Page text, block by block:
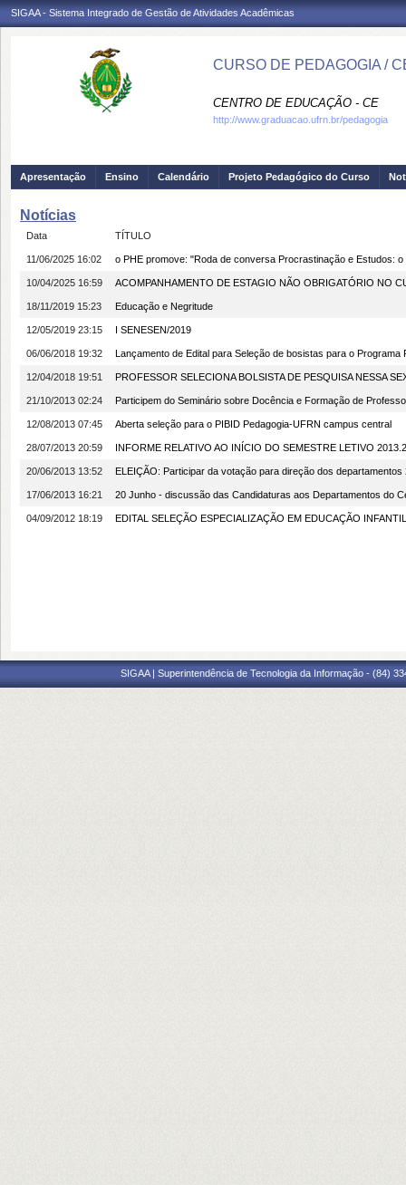
SIGAA - Sistema Integrado de Gestão de Atividades Acadêmicas
CURSO DE PEDAGOGIA /
CENTRO DE EDUCAÇÃO - CE
http://www.graduacao.ufrn.br/pedagogia
Apresentação Ensino Calendário Projeto Pedagógico do Curso
Notícias
Data TÍTULO
11/06/2025 16:02 o PHE promove: "Roda de conversa Procrastinação e Estudos:
10/04/2025 16:59 ACOMPANHAMENTO DE ESTAGIO NÃO OBRIGATÓRIO NO
18/11/2019 15:23 Educação e Negritude
12/05/2019 23:15 I SENESEN/2019
06/06/2018 19:32 Lançamento de Edital para Seleção de bosistas para o
12/04/2018 19:51 PROFESSOR SELECIONA BOLSISTA DE PESQUISA NESSA
21/10/2013 02:24 Participem do Seminário sobre Docência e Formação de
12/08/2013 07:45 Aberta seleção para o PIBID Pedagogia-UFRN campus central
28/07/2013 20:59 INFORME RELATIVO AO INÍCIO DO SEMESTRE LETIVO 2013.2
20/06/2013 13:52 ELEIÇÃO: Participar da votação para direção dos departamentos
17/06/2013 16:21 20 Junho - discussão das Candidaturas aos Departamentos do
04/09/2012 18:19 EDITAL SELEÇÃO ESPECIALIZAÇÃO EM EDUCAÇÃO INFANTIL
SIGAA | Superintendência de Tecnologia da Informação - (84)